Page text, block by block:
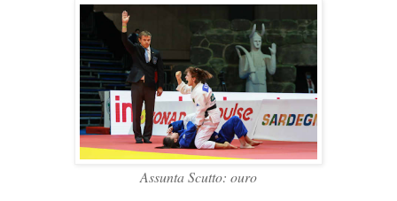
Assunta Scutto: ouro